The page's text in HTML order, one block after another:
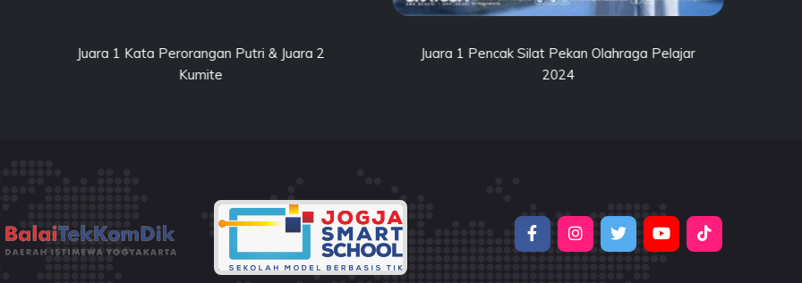
& Juara 2
Juara 1 Pencak Silat Pekan Olahraga Pelajar